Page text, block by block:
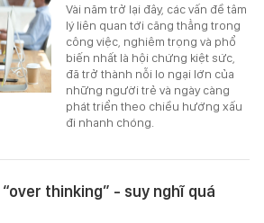
Vài năm trở lại đây, các vấn đề tâm
lý liên quan tới căng thẳng trong
công việc, nghiêm trọng và phổ
biến nhất là hội chứng kiệt sức,
đã trở thành nỗi lo ngại lớn của
những người trẻ và ngày càng
phát triển theo chiều hướng xấu
đi nhanh chóng.
thinking” - suy nghĩ quá